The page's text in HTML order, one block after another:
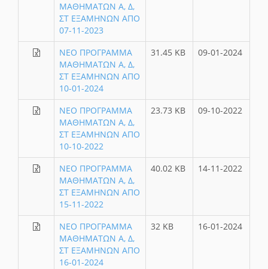
ΜΑΘΗΜΑΤΩΝ Α, Δ,
ΣΤ ΕΞΑΜΗΝΩΝ ΑΠΟ
07-11-2023
ΝΕΟ ΠΡΟΓΡΑΜΜΑ
ΜΑΘΗΜΑΤΩΝ Α, Δ,
ΣΤ ΕΞΑΜΗΝΩΝ ΑΠΟ
10-01-2024
31.45 KB 09-01-2024
ΝΕΟ ΠΡΟΓΡΑΜΜΑ
ΜΑΘΗΜΑΤΩΝ Α, Δ,
ΣΤ ΕΞΑΜΗΝΩΝ ΑΠΟ
10-10-2022
23.73 KB 09-10-2022
ΝΕΟ ΠΡΟΓΡΑΜΜΑ
ΜΑΘΗΜΑΤΩΝ Α, Δ,
ΣΤ ΕΞΑΜΗΝΩΝ ΑΠΟ
15-11-2022
40.02 KB 14-11-2022
ΝΕΟ ΠΡΟΓΡΑΜΜΑ
ΜΑΘΗΜΑΤΩΝ Α, Δ,
ΣΤ ΕΞΑΜΗΝΩΝ ΑΠΟ
16-01-2024
32 KB 16-01-2024